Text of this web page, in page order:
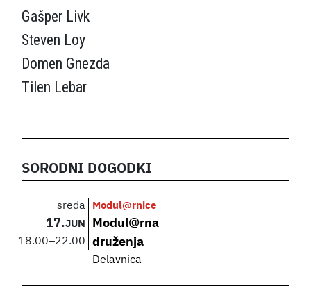
Gašper Livk
Steven Loy
Domen Gnezda
Tilen Lebar
SORODNI DOGODKI
sreda
17.JUN
18.00–22.00
Modul@rnice
Modul@rna
druženja
Delavnica